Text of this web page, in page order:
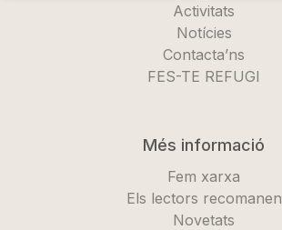
Activitats
Notícies
Contacta’ns
FES-TE REFUGI
Més informació
Fem xarxa
Els lectors recomanen
Novetats